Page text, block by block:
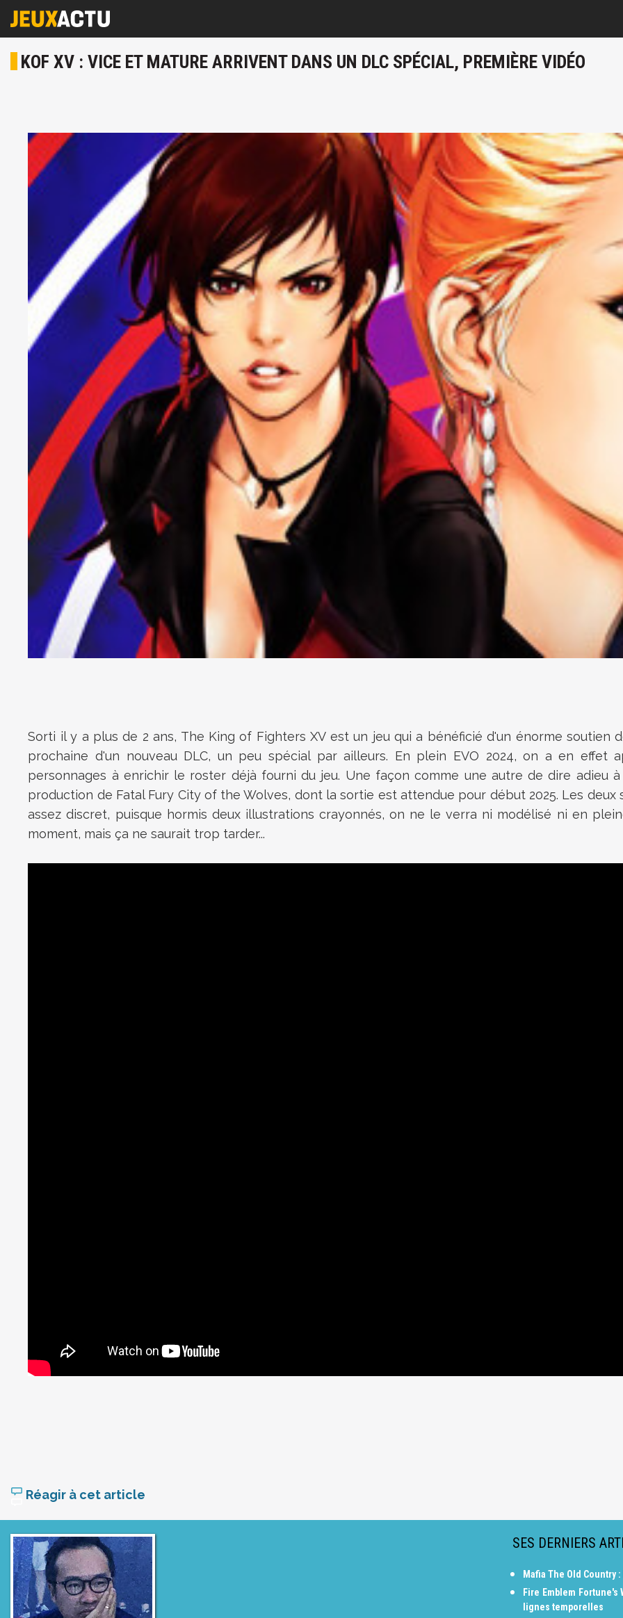
KOF XV : VICE ET MATURE ARRIVENT DANS UN DLC SPÉCIAL, PREMIÈRE VIDÉO
Sorti il y a plus de 2 ans, The King of Fighters XV est un jeu qui a bénéficié d'un énorme soutien
prochaine d'un nouveau DLC, un peu spécial par ailleurs. En plein EVO 2024, on a en effet
personnages à enrichir le roster déjà fourni du jeu. Une façon comme une autre de dire adieu
production de Fatal Fury City of the Wolves, dont la sortie est attendue pour début 2025. Les
assez discret, puisque hormis deux illustrations crayonnés, on ne le verra ni modélisé ni en
moment, mais ça ne saurait trop tarder...
Réagir à cet article
SES DERNIERS
Mafia The Old
Fire Emblem
lignes temporelles